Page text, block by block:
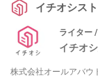
イチオシスト
ライター
イチオ
株式会社オールアバウ